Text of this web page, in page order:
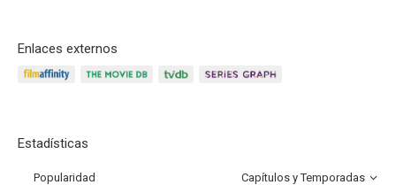
Enlaces externos
Estadísticas
Popularidad Capítulos y Temporadas